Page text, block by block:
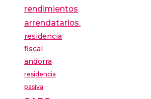
rendimientos
arrendatarios.
residencia
fiscal
andorra
residencia
pasiva